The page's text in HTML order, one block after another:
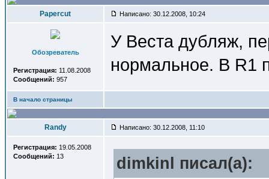
Papercut Написано: 30.12.2008, 10:24
Обозреватель
Регистрация: 11.08.2008
Сообщений: 957
У Веста дубляж,
нормальное. В R1
В начало страницы
Randy Написано: 30.12.2008, 11:10
Регистрация: 19.05.2008
Сообщений: 13 dimkinl писал(a):